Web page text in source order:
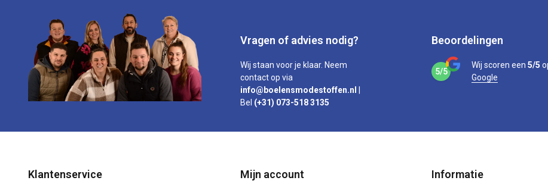
Vragen of advies nodig?
Wij staan voor je klaar. Neem
contact op via
info@boelensmodestoffen.nl
Bel (+31) 073-518 3135
Beoordelingen
5/5
Wij scoren een 5/5
Google
Klantenservice Mijn account Informatie